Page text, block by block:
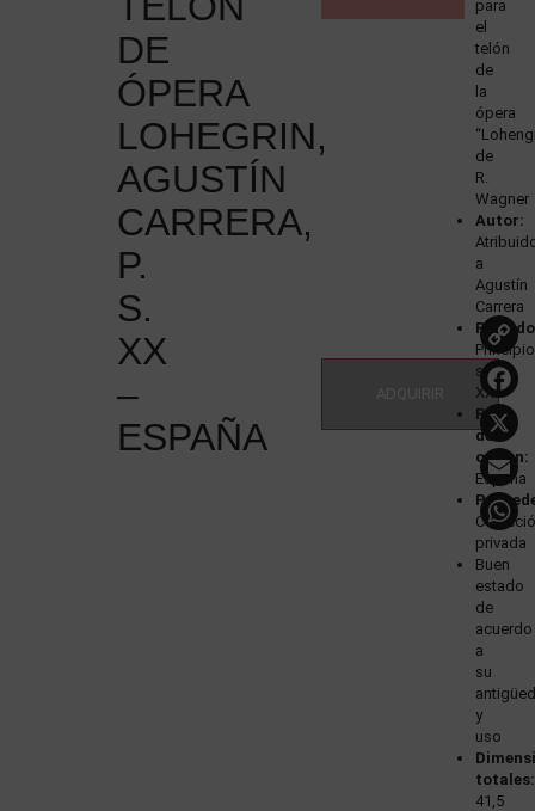
DE
ÓPERA
LOHEGRIN,
AGUSTÍN
CARRERA,
P.
S.
XX
–
ESPAÑA
para
el
telón
de
la
ópera
de
R.
Wagner
Autor:
a
Agustín
Carrera
siglo
XX
País
de
origen:
España
privada
Buen
estado
de
acuerdo
a
su
y
uso
totales:
41,5